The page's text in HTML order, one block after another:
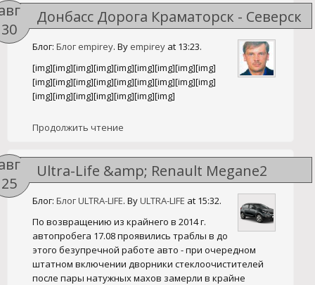
30
Донбасс Дорога Краматорск - Северск
Блог: Блог empirey. By empirey at 13:23.
Продолжить чтение
[img][img][img][img][img][img][img][img][img]
[img][img][img][img][img][img][img][img][img]
[img][img][img][img][img][img][img]
25
Ultra-Life &amp; Renault Megane2
Блог: Блог ULTRA-LIFE. ByULTRA-LIFE at 15:32.
По возвращению из крайнего в 2014 г.
автопробега 17.08 проявились траблы в до
этого безупречной работе авто - при очередном
штатном включении дворники стеклоочистителей
после пары натужных махов замерли в крайне